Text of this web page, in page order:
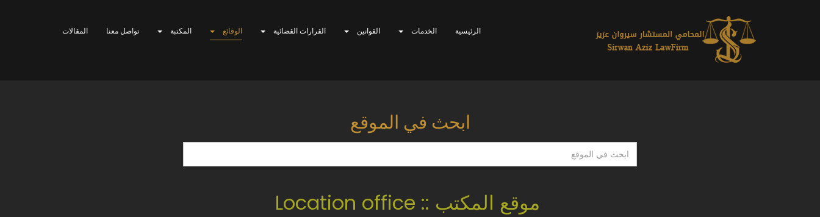
الرئيسية الخدمات القوانين القرارات القضائية الوقائع المكتبة تواصل معنا المقالات
ابحث في الموقع
ابحث
في
موقع المكتب :: Location office